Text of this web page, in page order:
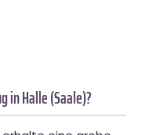
in Halle (Saale)?